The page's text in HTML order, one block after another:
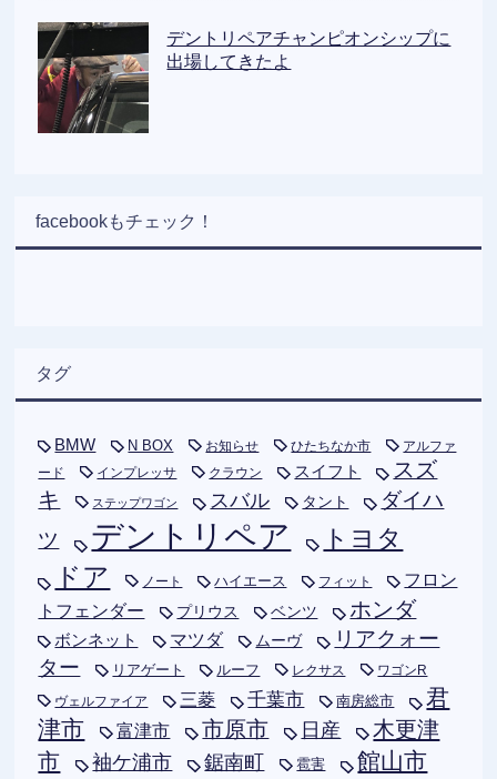
デントリペアチャンピオンシップに
出場してきたよ
facebookもチェック！
タグ
BMW N BOX お知らせ ひたちなか市
アルファ
ード
インプレッサ クラウン スイフト
スズ
キ
ステップワゴン スバル タント
ダイハ
ツ
デントリペア
トヨタ
ドア
ノート ハイエース フィット
フロン
トフェンダー
プリウス ベンツ ホンダ
ボンネット マツダ ムーヴ
リアクォー
ター
リアゲート ルーフ レクサス ワゴンR
ヴェルファイア 三菱 千葉市 南房総市
君
津市
富津市 市原市 日産
木更津
市
袖ケ浦市 鋸南町 雹害 館山市